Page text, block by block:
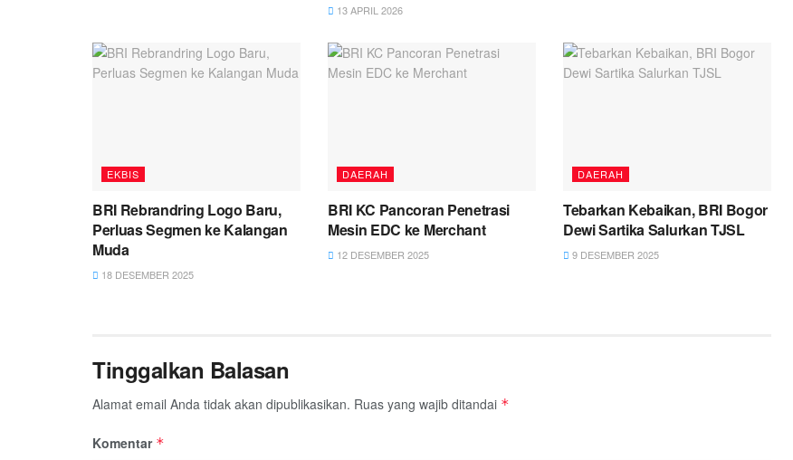
13 APRIL 2026
EKBIS
BRI Rebrandring Logo Baru,
Perluas Segmen ke Kalangan
Muda
18 DESEMBER 2025
DAERAH
BRI KC Pancoran Penetrasi
Mesin EDC ke Merchant
12 DESEMBER 2025
DAERAH
Tebarkan Kebaikan, BRI Bogor
Dewi Sartika Salurkan TJSL
9 DESEMBER 2025
Tinggalkan Balasan
Alamat email Anda tidak akan dipublikasikan. Ruas yang wajib ditandai *
Komentar *